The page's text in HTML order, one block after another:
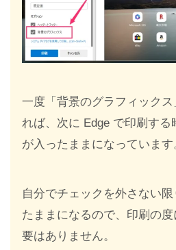
一度「背景のグラフィック
れば、次に Edge で印刷する
が入ったままになっています
自分でチェックを外さない
たままになるので、印刷の
要はありません。